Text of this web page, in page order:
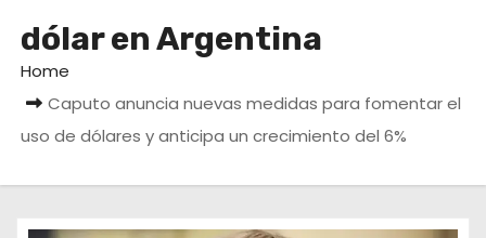
dólar en Argentina
Home
Caputo anuncia nuevas medidas para fomentar el
uso de dólares y anticipa un crecimiento del 6%